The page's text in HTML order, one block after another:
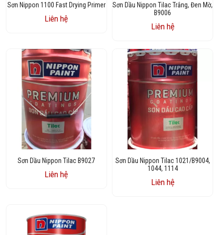
Sơn Nippon 1100 Fast Drying Primer
Liên hệ
Sơn Dầu Nippon Tilac Trắng, Đen Mờ,
B9006
Liên hệ
Sơn Dầu Nippon Tilac B9027
Liên hệ
Sơn Dầu Nippon Tilac 1021/B9004,
1044, 1114
Liên hệ